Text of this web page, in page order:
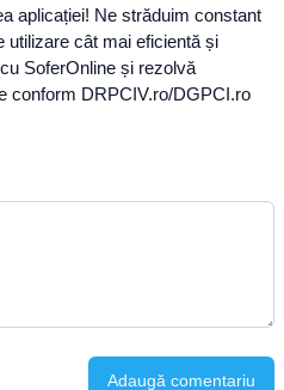
aplicației! Ne străduim constant
utilizare cât mai eficientă și
SoferOnline și rezolvă
conform DRPCIV.ro/DGPCI.ro
Adaugă comentariu